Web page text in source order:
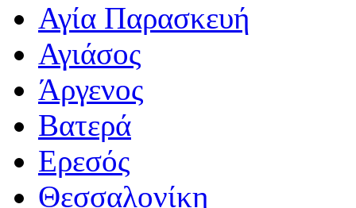
Αγία Παρασκευή
Αγιάσος
Άργενος
Βατερά
Ερεσός
Θεσσαλονίκη